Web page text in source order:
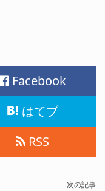
Facebook
はてブ
RSS
次の記事